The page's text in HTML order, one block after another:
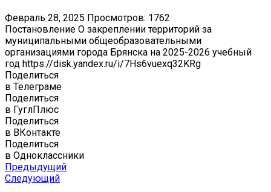
Февраль 28, 2025 Просмотров: 1762
Постановление О закреплении территорий за
муниципальными общеобразовательными
организациями города Брянска на 2025-2026 учебный
год https://disk.yandex.ru/i/7Hs6vuexq32KRg
Поделиться
в Телеграме
Поделиться
в ГуглПлюс
Поделиться
в ВКонтакте
Поделиться
в Одноклассники
Предыдущий
Следующий